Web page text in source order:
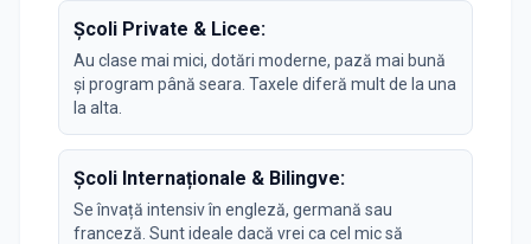
Școli Private & Licee:
Au clase mai mici, dotări moderne, pază mai bună
și program până seara. Taxele diferă mult de la una
la alta.
Școli Internaționale & Bilingve:
Se învață intensiv în engleză, germană sau
franceză. Sunt ideale dacă vrei ca cel mic să